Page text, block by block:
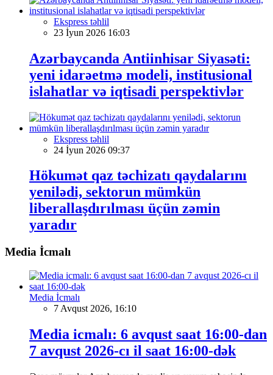
Ekspress təhlil
23 İyun 2026 16:03
Azərbaycanda Antiinhisar Siyasəti:
yeni idarəetmə modeli, institusional
islahatlar və iqtisadi perspektivlər
Ekspress təhlil
24 İyun 2026 09:37
Hökumət qaz təchizatı qaydalarını
yenilədi, sektorun mümkün
liberallaşdırılması üçün zəmin
yaradır
Media İcmalı
Media İcmalı
7 Avqust 2026, 16:10
Media icmalı: 6 avqust saat 16:00-dan
7 avqust 2026-cı il saat 16:00-dək